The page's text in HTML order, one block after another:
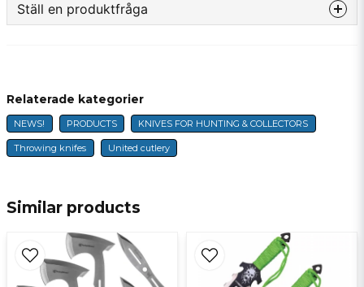
Ställ en produktfråga
name
Name
email
E-mail
Ja, ni får publicera min fråga
Similar products
Relaterade kategorier
NEWS! PRODUCTS KNIVES FOR HUNTING & COLLECTORS
Throwing knifes United cutlery